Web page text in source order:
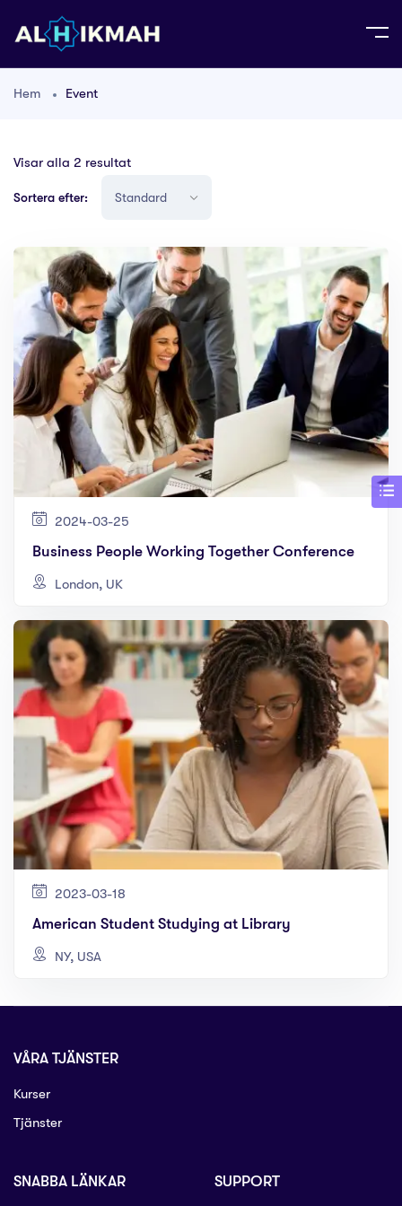
Hem Event
Visar alla 2 resultat
Sortera efter:
2024-03-25
Business People Working Together Conference
London, UK
2023-03-18
American Student Studying at Library
NY, USA
VÅRA TJÄNSTER
Kurser
Tjänster
SNABBA LÄNKAR SUPPORT